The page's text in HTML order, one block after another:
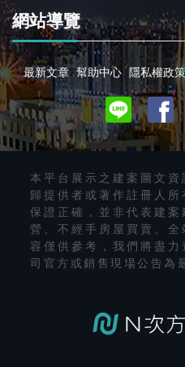
網站導覽
最新文章 幫助中心 隱私權政策
本平台展示之建案圖文
歸提供者或著作註冊人
保證正確，並非代表建
營、不經手房屋買賣。
容僅供參考，我們將盡
司官方或銷售現場公告為